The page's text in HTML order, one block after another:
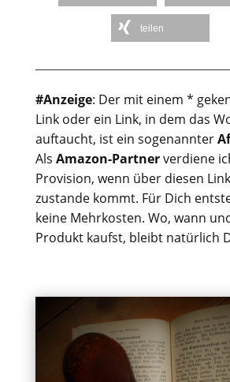
teilen
#Anzeige: Der mit einem *
Link oder ein Link, in dem das
auftaucht, ist ein sogenannter
Als Amazon-Partnerverdiene
Provision, wenn über diesen
zustande kommt. Für Dich
keine Mehrkosten. Wo, wann
Produkt kaufst, bleibt natürlich